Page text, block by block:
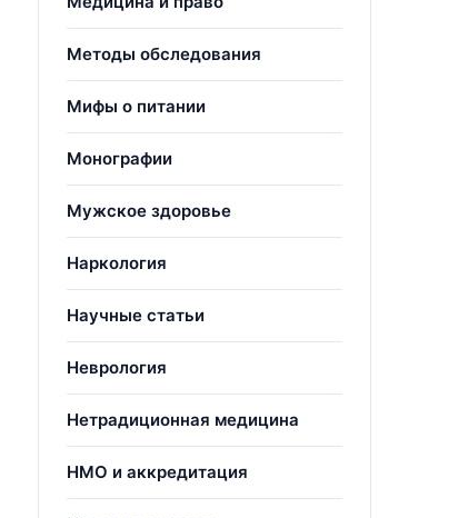
Методы обследования
Мифы о питании
Монографии
Мужское здоровье
Наркология
Научные статьи
Неврология
Нетрадиционная медицина
НМО и аккредитация